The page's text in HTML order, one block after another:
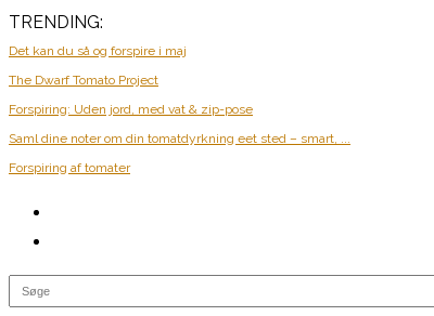
TRENDING:
Det kan du så og forspire i maj
The Dwarf Tomato Project
Forspiring: Uden jord, med vat & zip-pose
Saml dine noter om din tomatdyrkning eet sted – smart, ...
Forspiring af tomater